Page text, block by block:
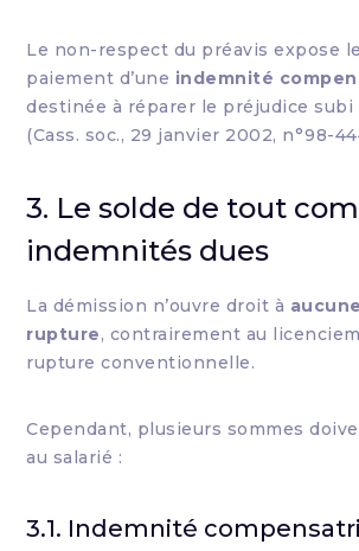
Le non-respect du préavis expose
paiement d’une indemnité
destinée à réparer le préjudice subi
(Cass. soc., 29 janvier 2002, n°98-
3. Le solde de tout
indemnités dues
La démission n’ouvre droit à
rupture, contrairement au
rupture conventionnelle.
Cependant, plusieurs sommes
au salarié :
3.1. Indemnité